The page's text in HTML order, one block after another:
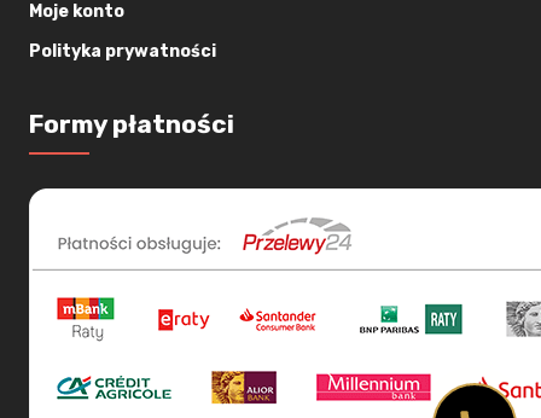
Moje konto
Polityka prywatności
Formy płatności